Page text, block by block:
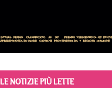
LE NOTIZIE PIÙ LETTE